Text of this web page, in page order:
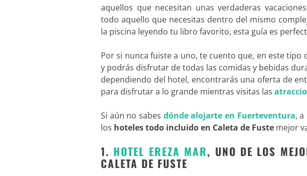
aquellos que necesitan unas verdaderas
todo aquello que necesitas dentro del mismo
la piscina leyendo tu libro favorito, esta guía es
Por si nunca fuiste a uno, te cuento que, en este
y podrás disfrutar de todas las comidas y bebidas
dependiendo del hotel, encontrarás una oferta de
para disfrutar a lo grande mientras visitas las
Si aún no sabes dónde alojarte en Fuerteventura,
los hoteles todo incluido en Caleta de Fuste mejor
1. HOTEL EREZA MAR, UNO DE LOS
CALETA DE FUSTE